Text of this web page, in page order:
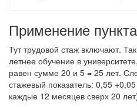
Применение
Тут трудовой стаж включают.
летнее обучение в
равен сумме 20 и 5 = 25 лет.
стажевый показатель: 0,55
каждые 12 месяцев сверх 20